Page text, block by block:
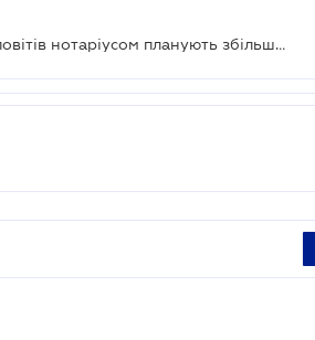
Держмито за посвідчення заповітів нотаріусом планують збільшити в 300 разів